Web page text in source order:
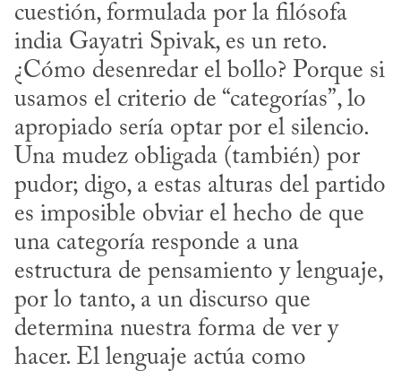
cuestión, formulada por la filósofa
india Gayatri Spivak, es un reto.
¿Cómo desenredar el bollo? Porque si
usamos el criterio de “categorías”, lo
apropiado sería optar por el silencio.
Una mudez obligada (también) por
pudor; digo, a estas alturas del partido
es imposible obviar el hecho de que
una categoría responde a una
estructura de pensamiento y lenguaje,
por lo tanto, a un discurso que
determina nuestra forma de ver y
hacer. El lenguaje actúa como